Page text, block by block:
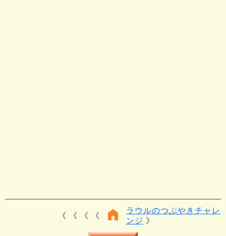
《 《 《
ラウルのつぶやきチャレ
ンジ